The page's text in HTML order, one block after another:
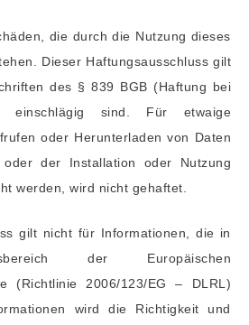
die durch die Nutzung dieses
Dieser Haftungsausschluss gilt
des § 839 BGB (Haftung bei
einschlägig sind. Für etwaige
oder Herunterladen von Daten
oder der Installation oder Nutzung
werden, wird nicht gehaftet.
gilt nicht für Informationen, die in
der Europäischen
(Richtlinie 2006/123/EG – DLRL)
wird die Richtigkeit und